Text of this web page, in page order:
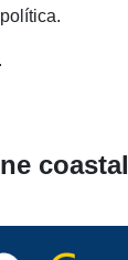
.
coastal